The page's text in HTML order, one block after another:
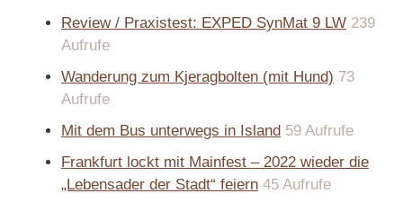
Review / Praxistest: EXPED SynMat 9 LW 239
Aufrufe
Wanderung zum Kjeragbolten (mit Hund) 73
Aufrufe
Mit dem Bus unterwegs in Island 59 Aufrufe
Frankfurt lockt mit Mainfest – 2022 wieder die
„Lebensader der Stadt“ feiern 45 Aufrufe